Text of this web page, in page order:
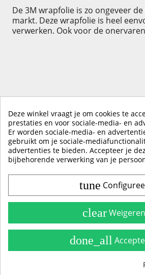
De 3M wrapfolie is zo ongeveer
markt. Deze wrapfolie is heel
verwerken. Ook voor de
KLIK HIER OM EEN ​​RECENSIE
Deze winkel vraagt je om cookies te
prestaties en voor sociale-media- en
Er worden sociale-media- en
gebruikt om je sociale-
advertenties te bieden. Accepteer je
bijbehorende verwerking van je
tune
clearWeigeren
done_all